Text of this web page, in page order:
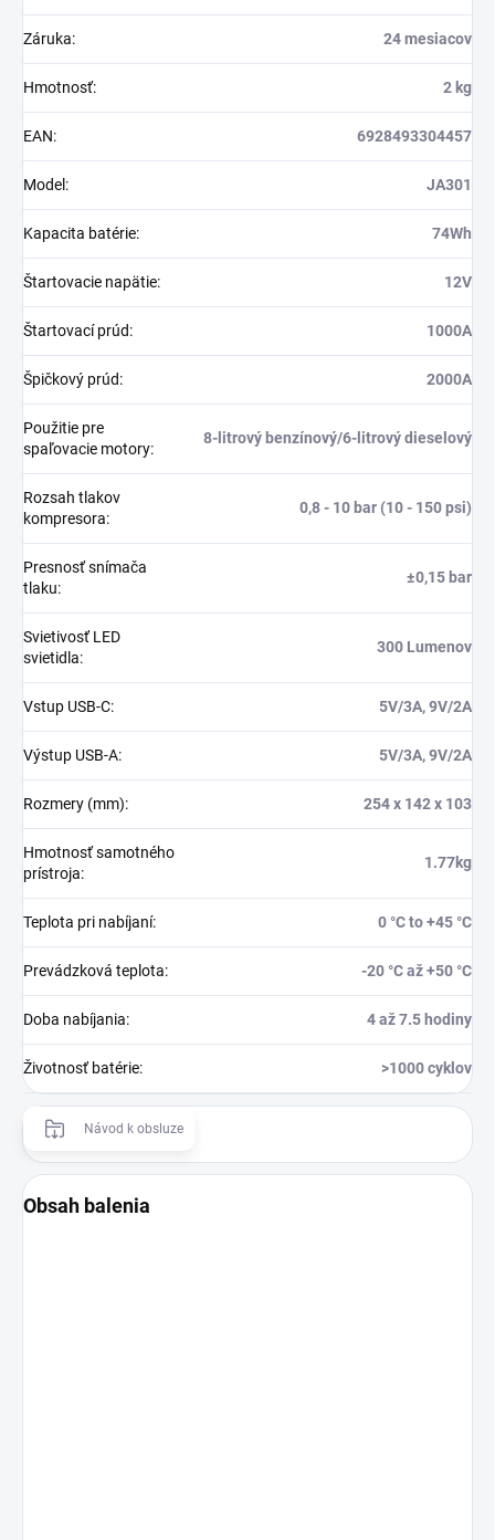
Záruka: 24 mesiacov
Hmotnosť: 2 kg
EAN: 6928493304457
Model: JA301
Kapacita batérie: 74Wh
Štartovacie napätie: 12V
Štartovací prúd: 1000A
Špičkový prúd: 2000A
Použitie pre
spaľovacie motory:
8-litrový benzínový/6-litrový dieselový
Rozsah tlakov
kompresora:
0,8 - 10 bar (10 - 150 psi)
Presnosť snímača
tlaku:
±0,15 bar
Svietivosť LED
svietidla:
300 Lumenov
Vstup USB-C: 5V/3A, 9V/2A
Výstup USB-A: 5V/3A, 9V/2A
Rozmery (mm): 254 x 142 x 103
Hmotnosť samotného
prístroja:
1.77kg
Teplota pri nabíjaní: 0 °C to +45 °C
Prevádzková teplota: -20 °C až +50 °C
Doba nabíjania: 4 až 7.5 hodiny
Životnosť batérie: >1000 cyklov
Návod k obsluze
Obsah balenia